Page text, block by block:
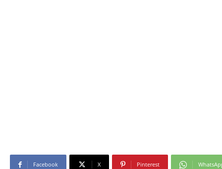
Facebook X Pinterest